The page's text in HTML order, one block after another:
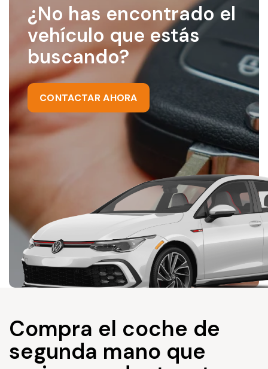
¿No has encontrado el
vehículo que estás
buscando?
CONTACTAR AHORA
Compra el coche de
segunda mano que